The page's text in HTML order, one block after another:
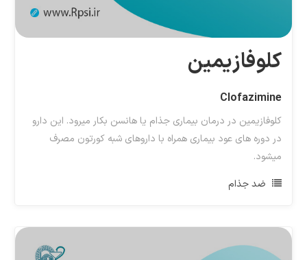
کلوفازیمین
Clofazimine
کلوفازیمین در درمان بیماری جذام یا هانسن بکار میرود. این دارو
در دوره های عود بیماری همراه با داروهای شبه کورتون مصرف
میشود.
ضد جذام